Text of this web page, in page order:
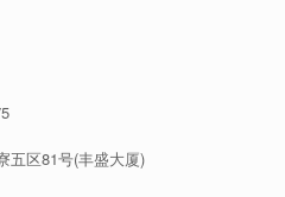
五区81号(丰盛大厦)